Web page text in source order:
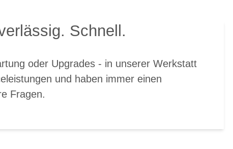
Schnell.
oder Upgrades - in unserer Werkstatt
und haben immer einen
Fragen.